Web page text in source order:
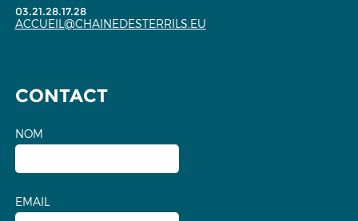
03.21.28.17.28
ACCUEIL@CHAINEDESTERRILS.EU
CONTACT
NOM
EMAIL